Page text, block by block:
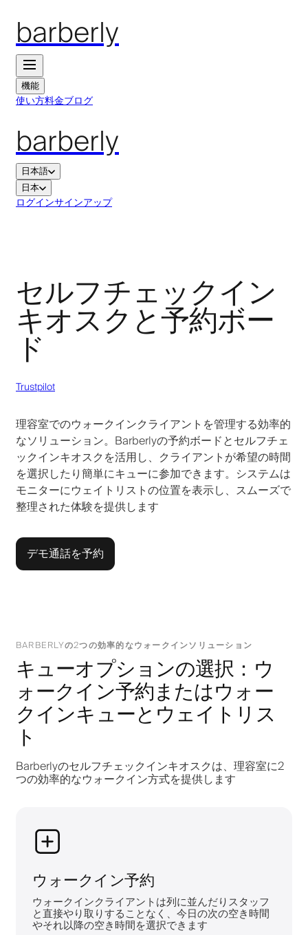
barberly
機能
使い方料金ブログ
barberly
日本語
日本
ログインサインアップ
セルフチェックイン
キオスクと予約ボー
ド
Trustpilot
理容室でのウォークインクライアントを管理する効率的
なソリューション。Barberlyの予約ボードとセルフチェ
ックインキオスクを活用し、クライアントが希望の時間
を選択したり簡単にキューに参加できます。システムは
モニターにウェイトリストの位置を表示し、スムーズで
整理された体験を提供します
デモ通話を予約
BARBERLYの2つの効率的なウォークインソリューション
キューオプションの選択：ウ
ォークイン予約またはウォー
クインキューとウェイトリス
ト
Barberlyのセルフチェックインキオスクは、理容室に2
つの効率的なウォークイン方式を提供します
ウォークイン予約
ウォークインクライアントは列に並んだりスタッフ
と直接やり取りすることなく、今日の次の空き時間
やそれ以降の空き時間を選択できます